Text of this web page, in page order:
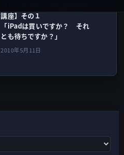
講座】その１
「iPadは買いですか？ それ
とも待ちですか？」
2010年5月11日